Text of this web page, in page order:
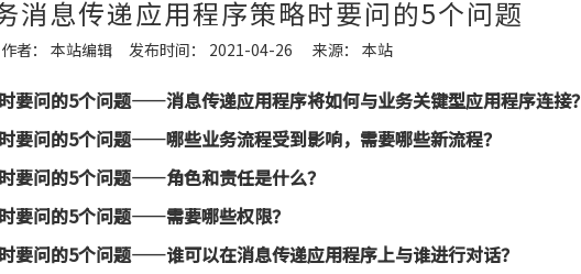
消息传递应用程序策略时要问的5个问题
者： 本站编辑 发布时间： 2021-04-26 来源： 本站
要问的5个问题——消息传递应用程序将如何与业务关键型应用程序连接？
时要问的5个问题——哪些业务流程受到影响，需要哪些新流程？
时要问的5个问题——角色和责任是什么？
时要问的5个问题——需要哪些权限？
时要问的5个问题——谁可以在消息传递应用程序上与谁进行对话？